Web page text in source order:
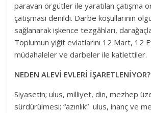
paravan örgütler ile yaratılan çatışma
çatışması denildi. Darbe koşullarının
sağlanarak işkence tezgâhları,
Toplumun yiğit evlatlarını 12 Mart, 12
müdahaleler ve darbeler ile katlettiler.
NEDEN ALEVİ EVLERİ İŞARETLENİYOR?
Siyasetin; ulus, milliyet, din, mezhep
sürdürülmesi; “azınlık” ulus, inanç ve